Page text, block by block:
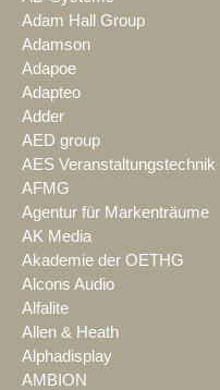
Adam Hall Group
Adamson
Adapoe
Adapteo
Adder
AED group
AES Veranstaltungstechnik
AFMG
Agentur für Markenträume
AK Media
Akademie der OETHG
Alcons Audio
Alfalite
Allen & Heath
Alphadisplay
AMBION